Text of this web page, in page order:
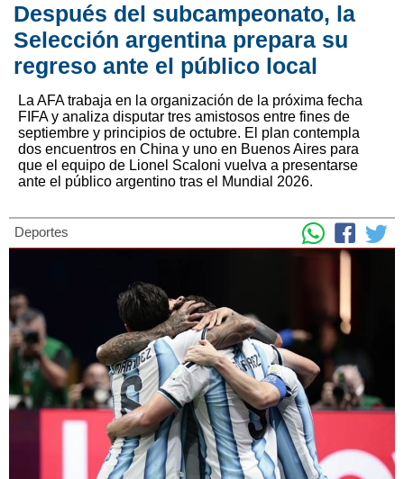
Después del subcampeonato, la
Selección argentina prepara su
regreso ante el público local
La AFA trabaja en la organización de la próxima fecha
FIFA y analiza disputar tres amistosos entre fines de
septiembre y principios de octubre. El plan contempla
dos encuentros en China y uno en Buenos Aires para
que el equipo de Lionel Scaloni vuelva a presentarse
ante el público argentino tras el Mundial 2026.
Deportes